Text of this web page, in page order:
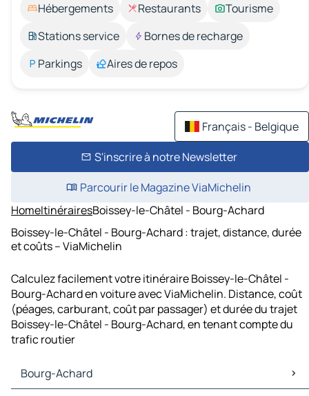
Hébergements Restaurants
Tourisme
Stations service
Bornes de recharge
Parkings
Aires de repos
Français - Belgique
S'inscrire à notre Newsletter
Parcourir le Magazine ViaMichelin
HomeItinérairesBoissey-le-Châtel - Bourg-Achard
Boissey-le-Châtel - Bourg-Achard : trajet, distance, durée
et coûts – ViaMichelin
Calculez facilement votre itinéraire Boissey-le-Châtel -
Bourg-Achard en voiture avec ViaMichelin. Distance, coût
(péages, carburant, coût par passager) et durée du trajet
Boissey-le-Châtel - Bourg-Achard, en tenant compte du
trafic routier
Bourg-Achard